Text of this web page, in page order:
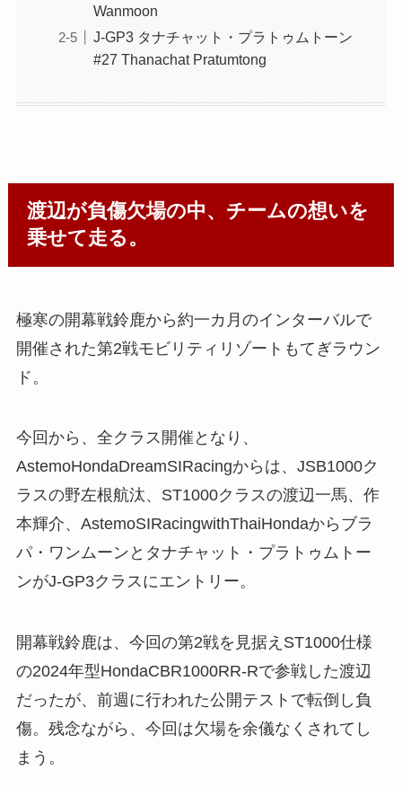
Wanmoon
J-GP3 タナチャット・プラトゥムトーン
#27 Thanachat Pratumtong
渡辺が負傷欠場の中、チームの想いを
乗せて走る。
極寒の開幕戦鈴鹿から約一カ月のインターバルで
開催された第2戦モビリティリゾートもてぎラウン
ド。
今回から、全クラス開催となり、
AstemoHondaDreamSIRacingからは、JSB1000ク
ラスの野左根航汰、ST1000クラスの渡辺一馬、作
本輝介、AstemoSIRacingwithThaiHondaからブラ
パ・ワンムーンとタナチャット・プラトゥムトー
ンがJ-GP3クラスにエントリー。
開幕戦鈴鹿は、今回の第2戦を見据えST1000仕様
の2024年型HondaCBR1000RR-Rで参戦した渡辺
だったが、前週に行われた公開テストで転倒し負
傷。残念ながら、今回は欠場を余儀なくされてし
まう。